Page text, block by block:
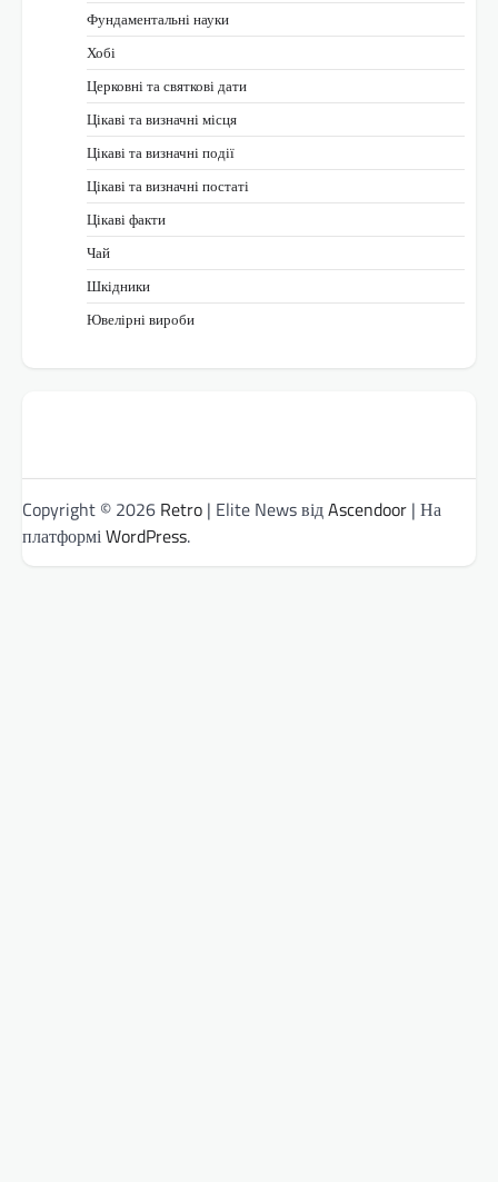
Фундаментальні науки
Хобі
Церковні та святкові дати
Цікаві та визначні місця
Цікаві та визначні події
Цікаві та визначні постаті
Цікаві факти
Чай
Шкідники
Ювелірні вироби
Copyright © 2026 Retro | Elite News відAscendoor | На
платформіWordPress.